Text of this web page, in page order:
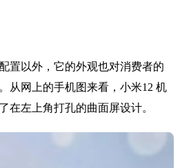
置以外，它的外观也对消费者的
从网上的手机图来看，小米12 机
在左上角打孔的曲面屏设计。